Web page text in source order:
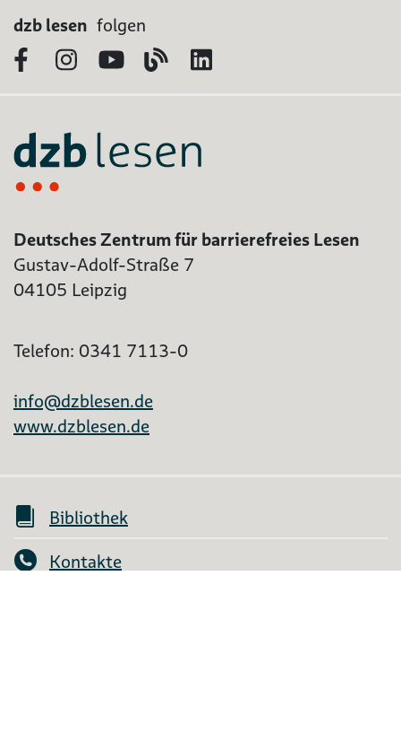
dzb lesen folgen
FacebookInstagram
YouTubeBlog
Deutsches Zentrum für barrierefreies Lesen
Gustav-Adolf-Straße 7
04105 Leipzig
Telefon: 0341 7113-0
info@dzblesen.de
www.dzblesen.de
Bibliothek
Kontakte